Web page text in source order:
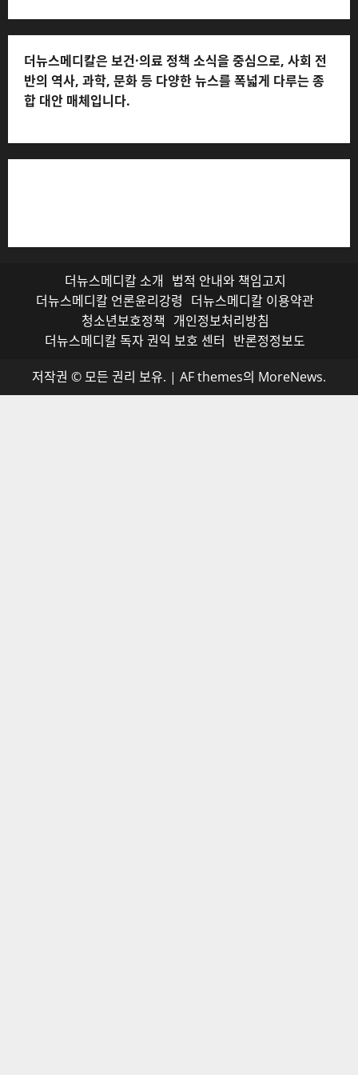
더뉴스메디칼은 보건·의료 정책 소식을 중심으로, 사회 전
반의 역사, 과학, 문화 등 다양한 뉴스를 폭넓게 다루는 종
합 대안 매체입니다.
더뉴스메디칼 소개 법적 안내와 책임고지
더뉴스메디칼 언론윤리강령 더뉴스메디칼 이용약관
청소년보호정책 개인정보처리방침
더뉴스메디칼 독자 권익 보호 센터 반론정정보도
저작권 © 모든 권리 보유. | AF themes의 MoreNews.